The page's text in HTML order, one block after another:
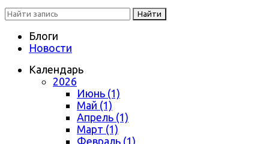
Найти
Блоги
Новости
Календарь
2026
Июнь (1)
Май (1)
Апрель (1)
Март (1)
Февраль (1)